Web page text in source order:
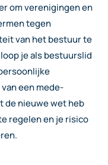
om verenigingen en
tegen
van het bestuur te
je als bestuurslid
een mede-
de nieuwe wet heb
regelenen je risico